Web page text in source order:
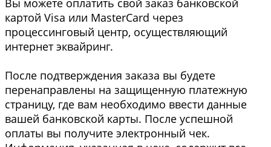
Вы можете оплатить свой заказ банковской
картой Visa или MasterCard через
процессинговый центр, осуществляющий
интернет эквайринг.
После подтверждения заказа вы будете
перенаправлены на защищенную платежную
страницу, где вам необходимо ввести данные
вашей банковской карты. После успешной
оплаты вы получите электронный чек.